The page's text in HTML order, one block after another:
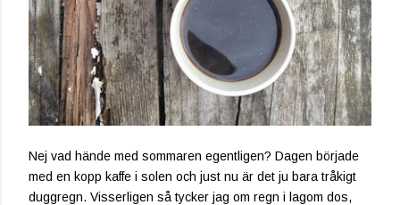
Nej vad hände med sommaren egentligen? Dagen började
med en kopp kaffe i solen och just nu är det ju bara tråkigt
duggregn. Visserligen så tycker jag om regn i lagom dos,